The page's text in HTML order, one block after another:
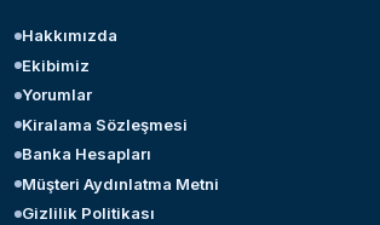
Hakkımızda
Ekibimiz
Yorumlar
Kiralama Sözleşmesi
Banka Hesapları
Müşteri Aydınlatma Metni
Gizlilik Politikası